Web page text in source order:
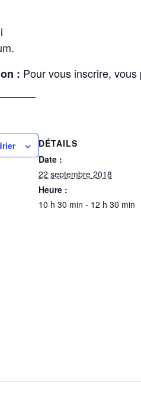
: Pour vous inscrire,
DÉTAILS
Date :
22 septembre 2018
Heure :
10 h 30 min - 12 h 30 min